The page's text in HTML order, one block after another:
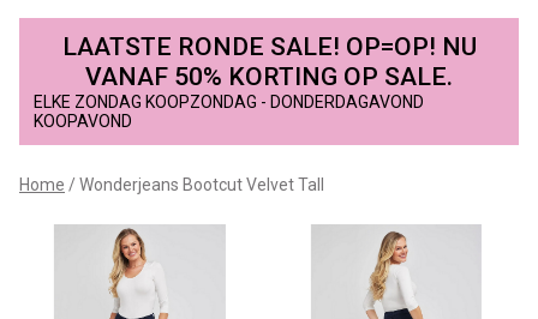
Wonderjeans
Bootcut
Velvet
Tall
Passo
LAATSTE RONDE SALE! OP=OP! NU
VANAF 50% KORTING OP SALE.
ELKE ZONDAG KOOPZONDAG - DONDERDAGAVOND
KOOPAVOND
Home Wonderjeans Bootcut Velvet Tall